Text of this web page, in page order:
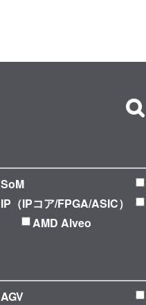
SoM
IP（IPコア/FPGA/ASIC）
AMD Alveo
AGV